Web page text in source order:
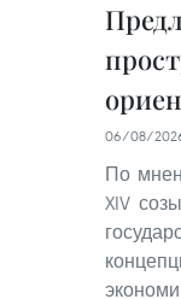
06/08/
По
XIV